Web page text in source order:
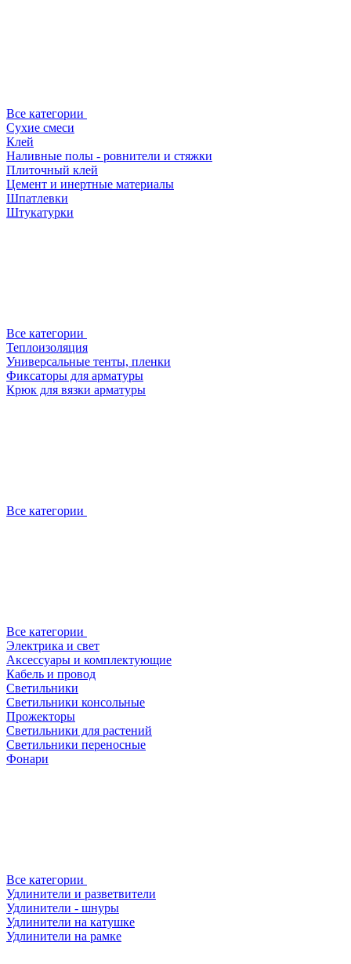
Все категории
Сухие смеси
Клей
Наливные полы - ровнители и стяжки
Плиточный клей
Цемент и инертные материалы
Шпатлевки
Штукатурки
Все категории
Теплоизоляция
Универсальные тенты, пленки
Фиксаторы для арматуры
Крюк для вязки арматуры
Все категории
Все категории
Электрика и свет
Аксессуары и комплектующие
Кабель и провод
Светильники
Светильники консольные
Прожекторы
Светильники для растений
Светильники переносные
Фонари
Все категории
Удлинители и разветвители
Удлинители - шнуры
Удлинители на катушке
Удлинители на рамке